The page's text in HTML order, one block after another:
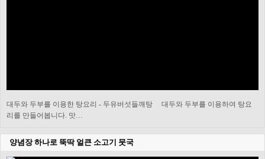
대두와 두부를 이용한 탕요리 - 두유버섯들깨탕 대두와 두부를 이용하여 탕요
리를 만들어봅니다. 맛…
양념장 하나로 뚝딱 얼큰 소고기 뭇국